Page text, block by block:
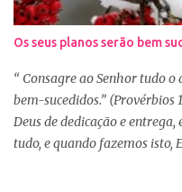
no dia 20, desanimamos e
ano e assim vai... Outra
vários capítulos por dia,
primeiro de janeiro, mas
e também com a dificuldade
Os seus planos serão bem
“ Consagre ao Senhor tudo o
bem-sucedidos.” (Provérbios
Deus de dedicação e entrega,
tudo, e quando fazemos isto,